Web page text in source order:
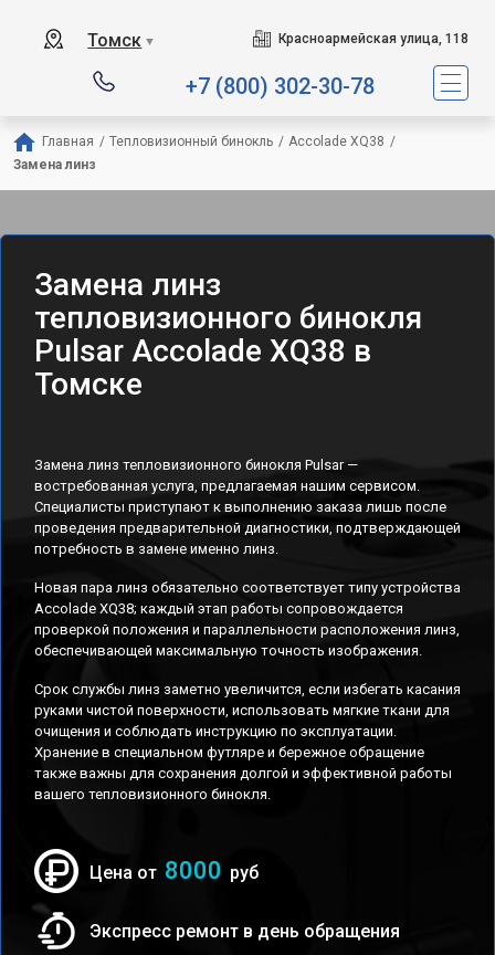
Томск ▼ Красноармейская улица, 118
+7 (800) 302-30-78
Главная / Тепловизионный бинокль / Accolade XQ38 /
Замена линз
Замена линз
тепловизионного бинокля
Pulsar Accolade XQ38 в
Томске
Замена линз тепловизионного бинокля Pulsar —
востребованная услуга, предлагаемая нашим сервисом.
Специалисты приступают к выполнению заказа лишь после
проведения предварительной диагностики, подтверждающей
потребность в замене именно линз.
Новая пара линз обязательно соответствует типу устройства
Accolade XQ38; каждый этап работы сопровождается
проверкой положения и параллельности расположения линз,
обеспечивающей максимальную точность изображения.
Срок службы линз заметно увеличится, если избегать касания
руками чистой поверхности, использовать мягкие ткани для
очищения и соблюдать инструкцию по эксплуатации.
Хранение в специальном футляре и бережное обращение
также важны для сохранения долгой и эффективной работы
вашего тепловизионного бинокля.
Цена от 8000 руб
Экспресс ремонт в день обращения